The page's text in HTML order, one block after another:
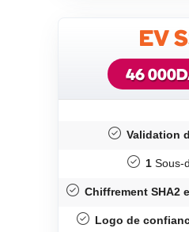
EV
46
Validation
1Sous-
Chiffrement SHA2
Logo de